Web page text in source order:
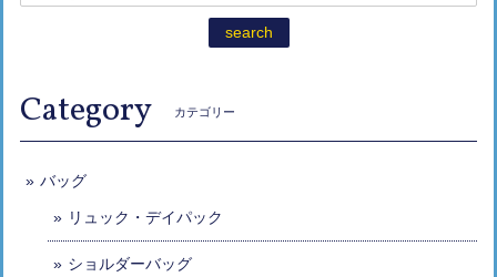
search
Category カテゴリー
バッグ
リュック・デイパック
ショルダーバッグ